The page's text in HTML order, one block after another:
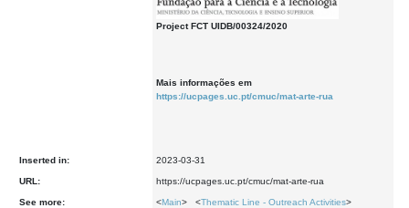
Project FCT UIDB/00324/2020
Mais informações em
https://ucpages.uc.pt/cmuc/mat-arte-rua
Inserted in: 2023-03-31
URL: https://ucpages.uc.pt/cmuc/mat-arte-rua
See more: <Main> <Thematic Line - Outreach Activities>